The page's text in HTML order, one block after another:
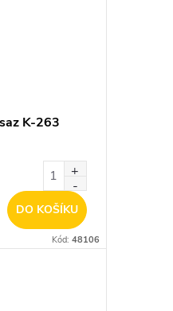
K-263
DO KOŠÍKU
Kód: 48106